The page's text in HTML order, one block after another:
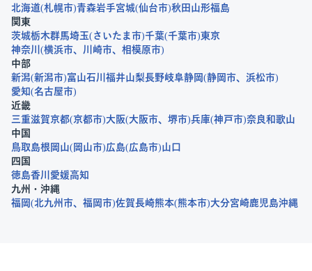
北海道 札幌市 青森岩手宮城 仙台市 秋田 山形福島
関東
茨城栃木群馬埼玉 さいたま市 千葉 千葉市 東京
神奈川
横浜市 川崎市
相模原市
中部
新潟 新潟市 富山石川 福井山梨長野岐阜静岡 静岡市
浜松市
愛知 名古屋市
近畿
三重滋賀京都 京都市 大阪 大阪市 堺市 兵庫 神戸市 奈良和歌山
中国
鳥取 島根 岡山 岡山市 広島 広島市 山口
四国
徳島香川 愛媛高知
九州・沖縄
福岡 北九州市 福岡市 佐賀長崎熊本 熊本市 大分宮崎鹿児島沖縄